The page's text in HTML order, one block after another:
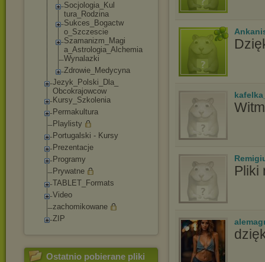
Socjologia_Kul
tura_Rodzina
Sukces_Bogactw
o_Szczescie
Szamanizm_Magi
a_Astrologia_A lchemia
Wynalazki
Zdrowie_Medycyna
Jezyk_Polski_Dla_
Obcokrajowcow
Kursy_Szkolenia
Permakultura
Playlisty
Portugalski - Kursy
Prezentacje
Programy
Prywatne
TABLET_Formats
Video
zachomikowane
ZIP
Ostatnio pobierane pliki
Pliki